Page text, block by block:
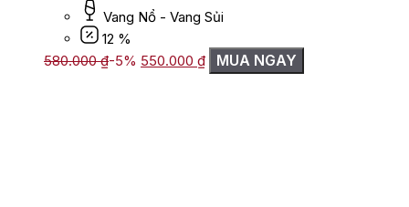
Vang Nổ - Vang Sủi
12 %
580.000₫-5% Giá
gốc
550.000 ₫Giá
hiện
MUA NGAY